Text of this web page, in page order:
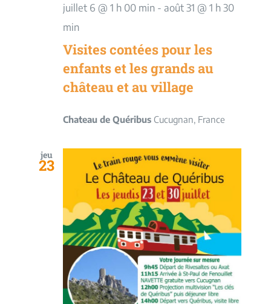
juillet 6 @ 1 h 00 min- août 31 @ 1 h 30
min
Visites contées pour les
enfants et les grands au
château et au village
Chateau de Quéribus Cucugnan, France
jeu
23